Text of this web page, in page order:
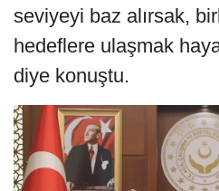
seviyeyi baz alırsak,
hedeflere ulaşmak
diye konuştu.